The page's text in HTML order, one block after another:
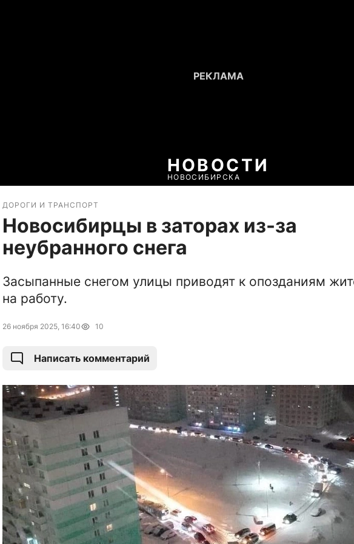
НОВОСТИ
НОВОСИБИРСКА
ДОРОГИ И ТРАНСПОРТ
Новосибирцы в заторах из-за
неубранного снега
Засыпанные снегом улицы приводят к опозданиям
на работу.
26 ноября 2025, 16:40 10
Написать комментарий